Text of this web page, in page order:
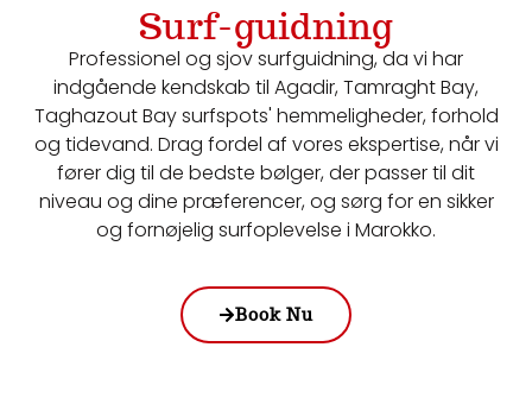
Surf-guidning
Professionel og sjov surfguidning, da vi har
indgående kendskab til Agadir, Tamraght Bay,
Taghazout Bay surfspots' hemmeligheder, forhold
og tidevand. Drag fordel af vores ekspertise, når vi
fører dig til de bedste bølger, der passer til dit
niveau og dine præferencer, og sørg for en sikker
og fornøjelig surfoplevelse i Marokko.
Book Nu